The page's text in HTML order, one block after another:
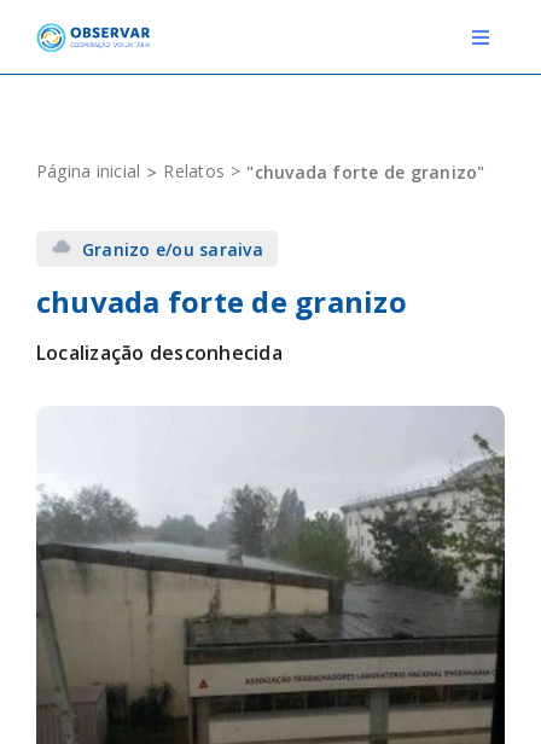
content
Toggle
EVENTOS
DEFINIÇÕES
F.A.Q.
Página inicial Relatos "chuvada forte de granizo"
Granizo e/ou saraiva
chuvada forte de granizo
Localização desconhecida